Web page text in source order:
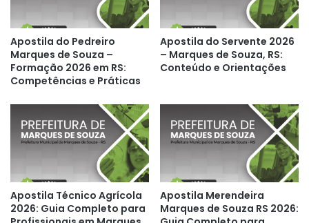
Apostila do Pedreiro
Marques de Souza –
Formação 2026 em RS:
Competências e Práticas
Apostila do Servente 2026
– Marques de Souza, RS:
Conteúdo e Orientações
Apostila Técnico Agrícola
2026: Guia Completo para
Apostila Merendeira
Marques de Souza RS 2026: